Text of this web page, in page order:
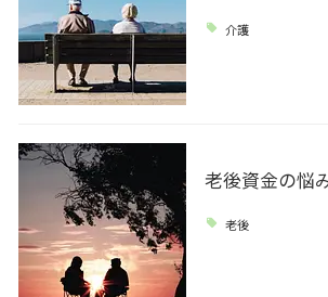
介護
老後資金の悩
老後